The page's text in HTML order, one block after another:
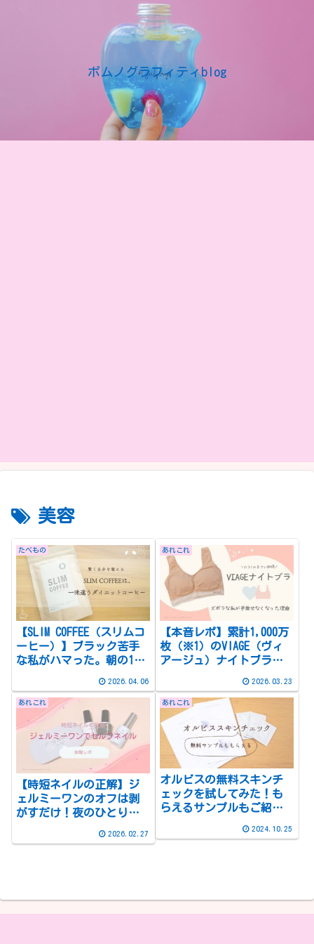
ポムノグラフィティblog
美容
たべもの
【SLIM COFFEE（スリムコ
ーヒー）】ブラック苦手
な私がハマった。朝の1杯
腹が空きにくくなった話
2026.04.06
あれこれ
【本音レポ】累計1,000万
枚（※1）のVIAGE（ヴィ
アージュ）ナイトブラを2
私が一日中手放せなくな
った理由
2026.03.23
あれこれ
【時短ネイルの正解】ジ
ェルミーワンのオフは剥
がすだけ！夜のひとり時
ルフネイル体験レポ
2026.02.27
あれこれ
オルビスの無料スキンチ
ェックを試してみた！も
らえるサンプルもご紹介
2024.10.25